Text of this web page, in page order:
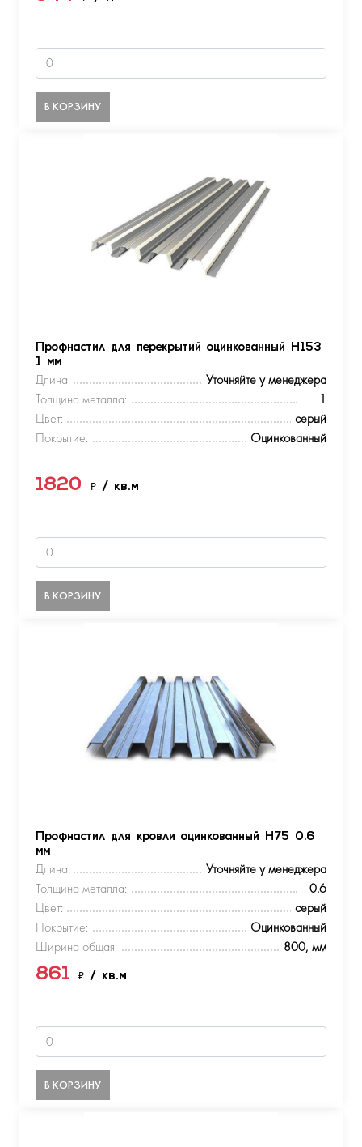
В КОРЗИНУ
Профнастил для перекрытий оцинкованный Н153
1 мм
Длина:
Уточняйте у менеджера
Толщина металла:
1
Цвет:
серый
Покрытие:
Оцинкованный
1820 ₽ / кв.м
В КОРЗИНУ
Профнастил для кровли оцинкованный Н75 0.6
мм
Длина:
Уточняйте у менеджера
Толщина металла:
0.6
Цвет:
серый
Покрытие:
Оцинкованный
Ширина общая:
800, мм
861 ₽ / кв.м
В КОРЗИНУ